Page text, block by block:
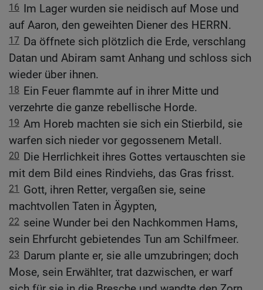
16 Im Lager wurden sie neidisch auf Mose und
auf Aaron, den geweihten Diener des HERRN.
17 Da öffnete sich plötzlich die Erde, verschlang
Datan und Abiram samt Anhang und schloss sich
wieder über ihnen.
18 Ein Feuer flammte auf in ihrer Mitte und
verzehrte die ganze rebellische Horde.
19 Am Horeb machten sie sich ein Stierbild, sie
warfen sich nieder vor gegossenem Metall.
20 Die Herrlichkeit ihres Gottes vertauschten sie
mit dem Bild eines Rindviehs, das Gras frisst.
21
Gott, ihren Retter, vergaßen sie, seine
machtvollen Taten in Ägypten,
22 seine Wunder bei den Nachkommen Hams,
sein Ehrfurcht gebietendes Tun am Schilfmeer.
23 Darum plante er, sie alle umzubringen; doch
Mose, sein Erwählter, trat dazwischen, er warf